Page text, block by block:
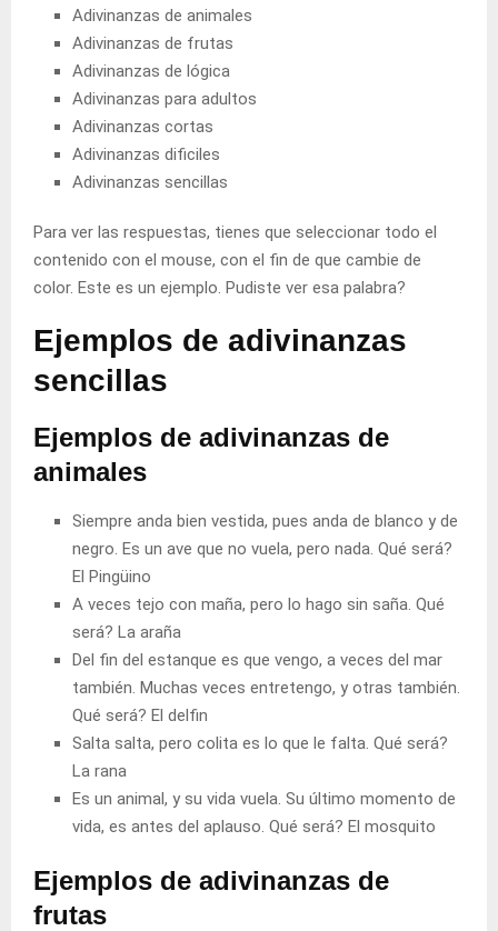
Adivinanzas de animales
Adivinanzas de frutas
Adivinanzas de lógica
Adivinanzas para adultos
Adivinanzas cortas
Adivinanzas dificiles
Adivinanzas sencillas
Para ver las respuestas, tienes que seleccionar todo el
contenido con el mouse, con el fin de que cambie de
color. Este es un ejemplo . Pudiste ver esa palabra?
Ejemplos de adivinanzas
sencillas
Ejemplos de adivinanzas de
animales
Siempre anda bien vestida, pues anda de blanco y de
negro. Es un ave que no vuela, pero nada. Qué será?
El Pingüino
A veces tejo con maña, pero lo hago sin saña. Qué
será? La araña
Del fin del estanque es que vengo, a veces del mar
también. Muchas veces entretengo, y otras también.
Qué será? El delfin
Salta salta, pero colita es lo que le falta. Qué será?
La rana
Es un animal, y su vida vuela. Su último momento de
vida, es antes del aplauso. Qué será? El mosquito
Ejemplos de adivinanzas de
frutas